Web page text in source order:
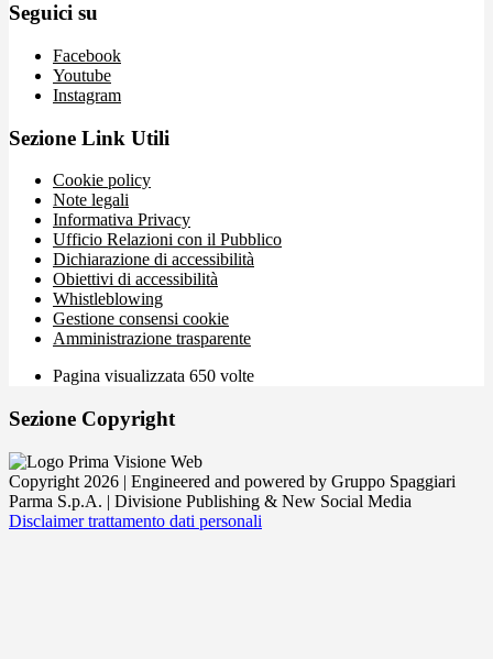
Seguici su
Facebook
Youtube
Instagram
Sezione Link Utili
Cookie policy
Note legali
Informativa Privacy
Ufficio Relazioni con il Pubblico
Dichiarazione di accessibilità
Obiettivi di accessibilità
Whistleblowing
Gestione consensi cookie
Amministrazione trasparente
Pagina visualizzata 650 volte
Sezione Copyright
Copyright 2026 | Engineered and powered by Gruppo Spaggiari
Parma S.p.A. | Divisione Publishing & New Social Media
Disclaimer trattamento dati personali